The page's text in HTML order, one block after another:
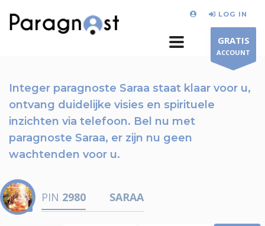
LOG IN
GRATIS
ACCOUNT
Integer paragnoste Saraa staat klaar voor u,
ontvang duidelijke visies en spirituele
inzichten via telefoon. Bel nu met
paragnoste Saraa, er zijn nu geen
wachtenden voor u.
PIN 2980 SARAA